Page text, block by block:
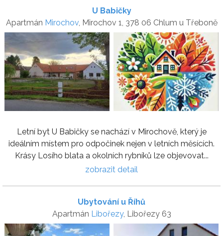
U Babičky
Apartmán Mirochov, Mirochov 1, 378 06 Chlum u Třeboně
Letní byt U Babičky se nachází v Mirochově, který je
ideálním místem pro odpočinek nejen v letních měsících.
Krásy Losího blata a okolních rybníků lze objevovat...
zobrazit detail
Ubytování u Říhů
Apartmán Libořezy, Libořezy 63